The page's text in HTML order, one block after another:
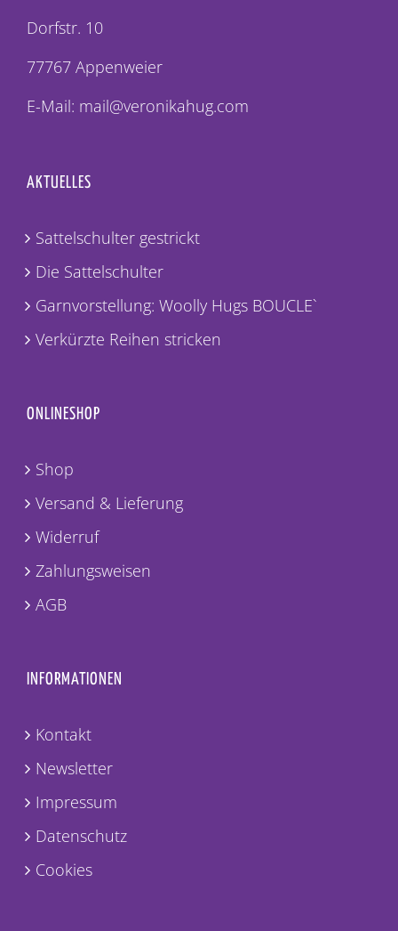
Dorfstr. 10
77767 Appenweier
E-Mail: mail@veronikahug.com
AKTUELLES
Sattelschulter gestrickt
Die Sattelschulter
Garnvorstellung: Woolly Hugs BOUCLE`
Verkürzte Reihen stricken
ONLINESHOP
Shop
Versand & Lieferung
Widerruf
Zahlungsweisen
AGB
INFORMATIONEN
Kontakt
Newsletter
Impressum
Datenschutz
Cookies